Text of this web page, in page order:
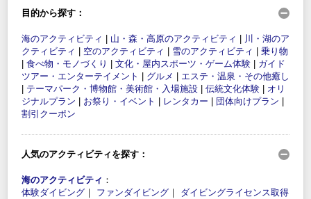
目的から探す：
海のアクティビティ 山・森・高原のアクティビティ
川・湖のア
クティビティ
空のアクティビティ 雪のアクティビティ
乗り物
食べ物・モノづくり 文化・屋内スポーツ・ゲーム体験
ガイド
ツアー・エンターテイメント
グルメ
エステ・温泉・その他癒し
テーマパーク・博物館・美術館・入場施設 伝統文化体験
オリ
ジナルプラン
お祭り・イベント レンタカー 団体向けプラン
割引クーポン
人気のアクティビティを探す：
海のアクティビティ ：
体験ダイビング ｜ ファンダイビング ｜ ダイビングライセンス取得